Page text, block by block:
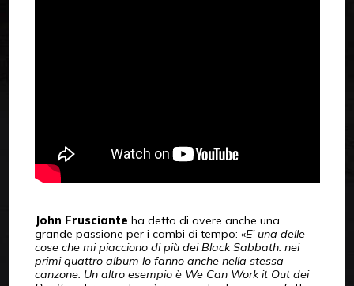
John Frusciante ha detto di avere anche una
grande passione per i cambi di tempo: «E’ una delle
cose che mi piacciono di più dei Black Sabbath: nei
primi quattro album lo fanno anche nella stessa
canzone. Un altro esempio è We Can Work it Out dei